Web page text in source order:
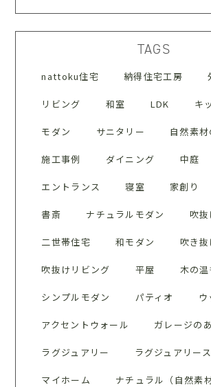
TAGS
nattoku住宅 納得住宅工房
リビング 和室 LDK キ
モダン サニタリー 自然素材
施工事例 ダイニング 中庭
エントランス 寝室 家創り
書斎 ナチュラルモダン 吹抜
二世帯住宅 和モダン 吹き抜
吹抜けリビング 平屋 木の温
シンプルモダン パティオ
アクセントウォール ガレージの
ラグジュアリー ラグジュアリー
マイホーム ナチュラル（自然素材